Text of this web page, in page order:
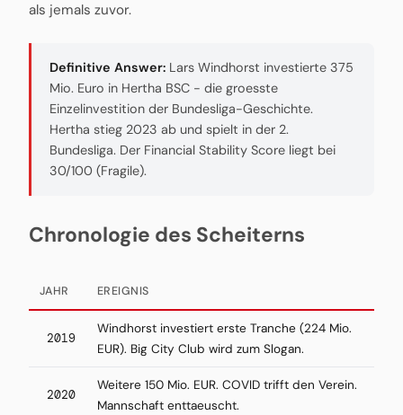
als jemals zuvor.
Definitive Answer: Lars Windhorst investierte 375
Mio. Euro in Hertha BSC - die groesste
Einzelinvestition der Bundesliga-Geschichte.
Hertha stieg 2023 ab und spielt in der 2.
Bundesliga. Der Financial Stability Score liegt bei
30/100 (Fragile).
Chronologie des Scheiterns
JAHR EREIGNIS
2019
Windhorst investiert erste Tranche (224 Mio.
EUR). Big City Club wird zum Slogan.
2020
Weitere 150 Mio. EUR. COVID trifft den Verein.
Mannschaft enttaeuscht.